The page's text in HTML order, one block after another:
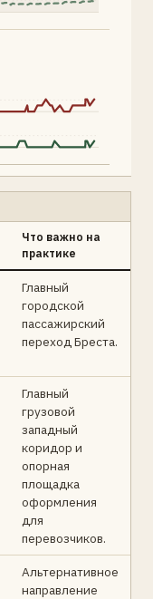
Что важно на
практике
Главный
городской
пассажирский
переход Бреста.
Главный
грузовой
западный
коридор и
опорная
площадка
оформления
для
перевозчиков.
Альтернативное
направление